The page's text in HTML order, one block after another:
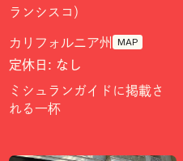
ランシスコ）
カリフォルニア州 MAP
定休日: なし
ミシュランガイドに掲載さ
れる一杯